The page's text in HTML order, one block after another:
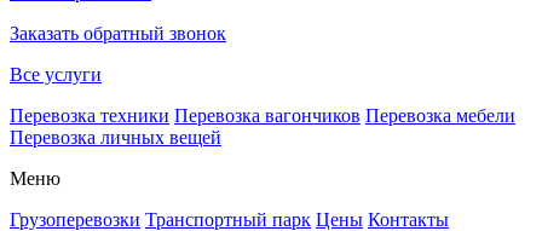
Заказать обратный звонок
Все услуги
Перевозка техники Перевозка вагончиков Перевозка мебели
Перевозка личных вещей
Меню
Грузоперевозки Транспортный парк Цены Контакты